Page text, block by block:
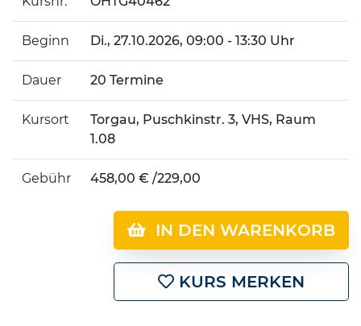
Beginn Di., 27.10.2026, 09:00 - 13:30 Uhr
Dauer 20 Termine
Kursort
Torgau, Puschkinstr. 3, VHS, Raum
1.08
Gebühr 458,00 € /229,00
IN DEN WARENKORB
KURS MERKEN